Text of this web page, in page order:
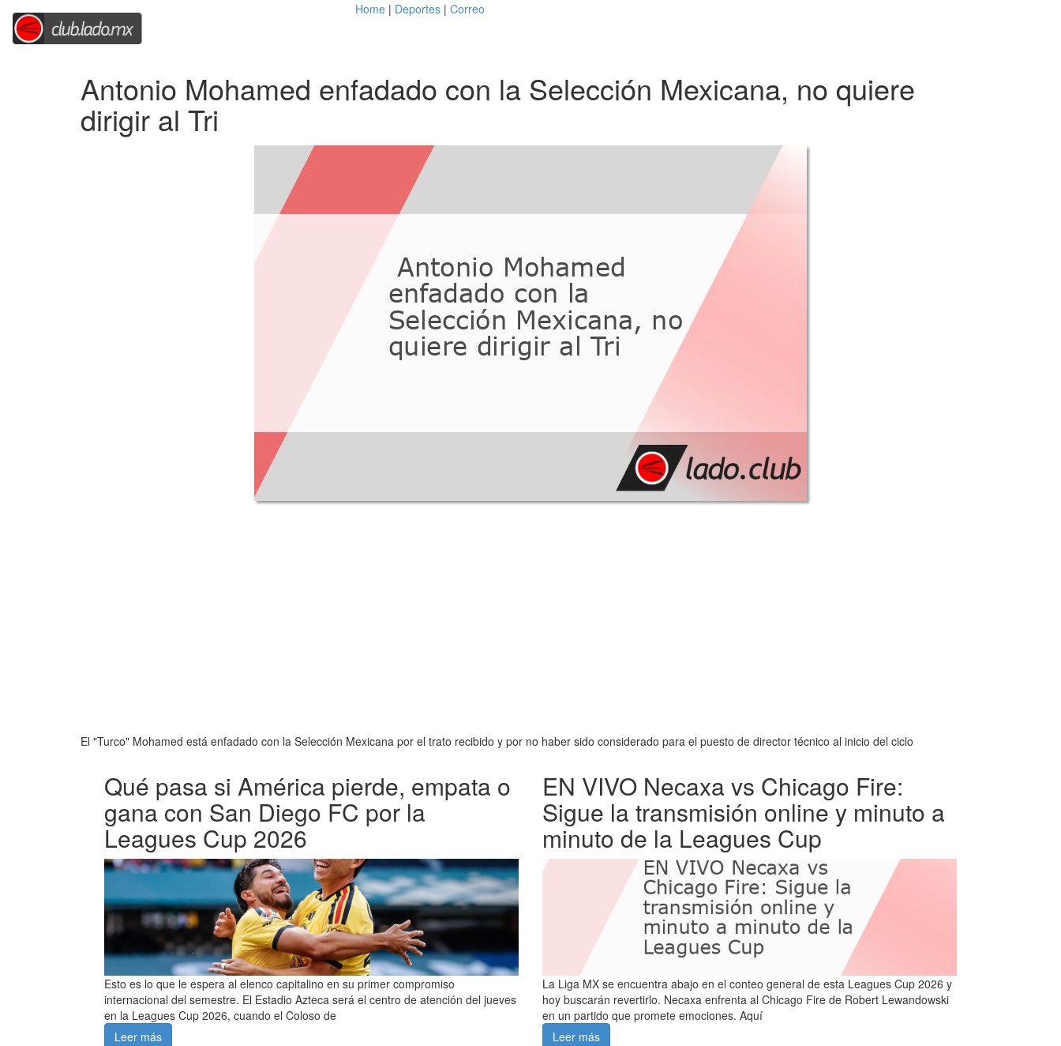
Home | Deportes | Correo
Antonio Mohamed enfadado con la Selección Mexicana, no quiere
dirigir al Tri
El "Turco" Mohamed está enfadado con la Selección Mexicana por el trato recibido y por no haber sido considerado para el puesto de director técnico al inicio del ciclo
Qué pasa si América pierde, empata o
gana con San Diego FC por la
Leagues Cup 2026
Esto es lo que le espera al elenco capitalino en su primer compromiso
internacional del semestre. El Estadio Azteca será el centro de atención del jueves
en la Leagues Cup 2026, cuando el Coloso de
Leer más
EN VIVO Necaxa vs Chicago Fire:
Sigue la transmisión online y minuto a
minuto de la Leagues Cup
La Liga MX se encuentra abajo en el conteo general de esta Leagues Cup 2026 y
hoy buscarán revertirlo. Necaxa enfrenta al Chicago Fire de Robert Lewandowski
en un partido que promete emociones. Aquí
Leer más